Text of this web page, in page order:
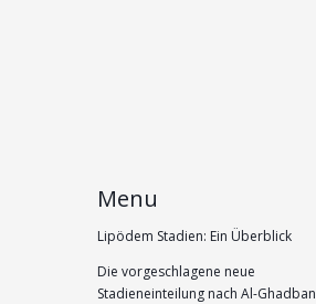
Menu
Lipödem Stadien: Ein Überblick
Die vorgeschlagene neue
Stadieneinteilung nach Al-Ghadban